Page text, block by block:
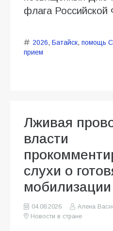
флага Российской
2026, Батайск, помощь
прием
Лживая
власти
слухи о
мобилизации
04.08.2026
Алена
Новости в стране